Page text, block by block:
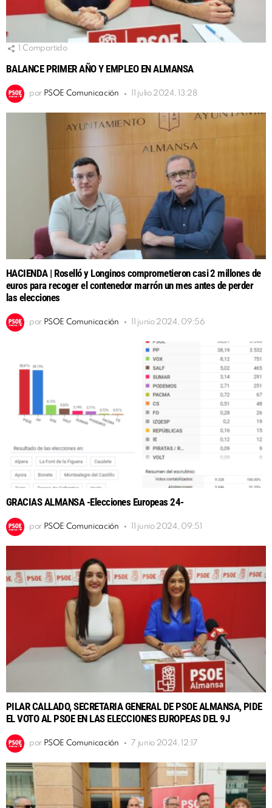
Compartido
BALANCE PRIMER AÑO Y EMPLEO EN ALMANSA
por PSOE Comunicación 11 julio 2024, 13:28
HACIENDA | Roselló y Longinos comprometieron casi 2 millones de
euros para recoger el contenedor marrón un mes antes de perder
las elecciones
por PSOE Comunicación 11 junio 2024, 09:56
GRACIAS ALMANSA -Elecciones Europeas 24-
por PSOE Comunicación 11 junio 2024, 09:51
PILAR CALLADO, SECRETARIA GENERAL DE PSOE ALMANSA, PIDE
EL VOTO AL PSOE EN LAS ELECCIONES EUROPEAS DEL 9J
por PSOE Comunicación 7 junio 2024, 12:17